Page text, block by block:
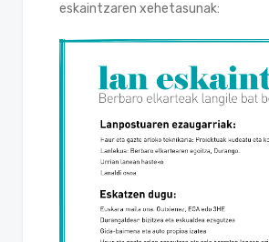
eskaintzaren xehetasunak: